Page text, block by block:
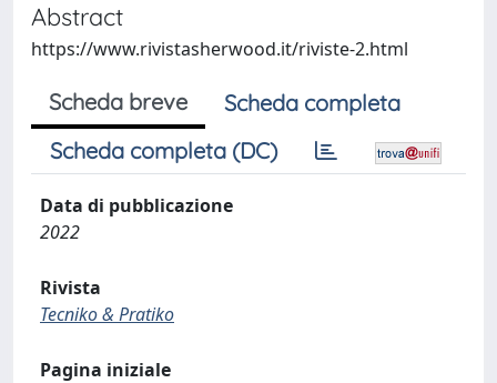
Abstract
https://www.rivistasherwood.it/riviste-2.html
Scheda breve
Scheda completa
Scheda completa (DC)
Data di pubblicazione
2022
Rivista
Tecniko & Pratiko
Pagina iniziale